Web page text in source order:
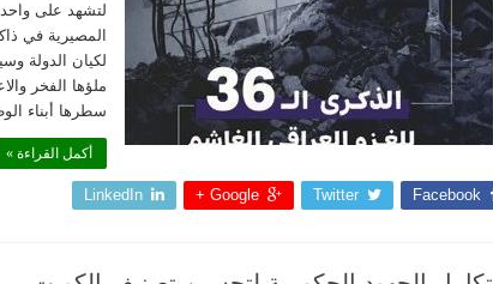
لتشهد على
المصيرية في
لكيان الدولة
ملؤها الفخر
سطرها أبناء
أكمل القراءة »
Facebook
Twitter
Google +
LinkedIn